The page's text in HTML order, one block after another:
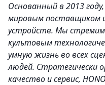
Основанный в 2013
мировым поставщиком
устройств. Мы
культовым
умную жизнь во всех
людей. Стратегически
качество и сервис,